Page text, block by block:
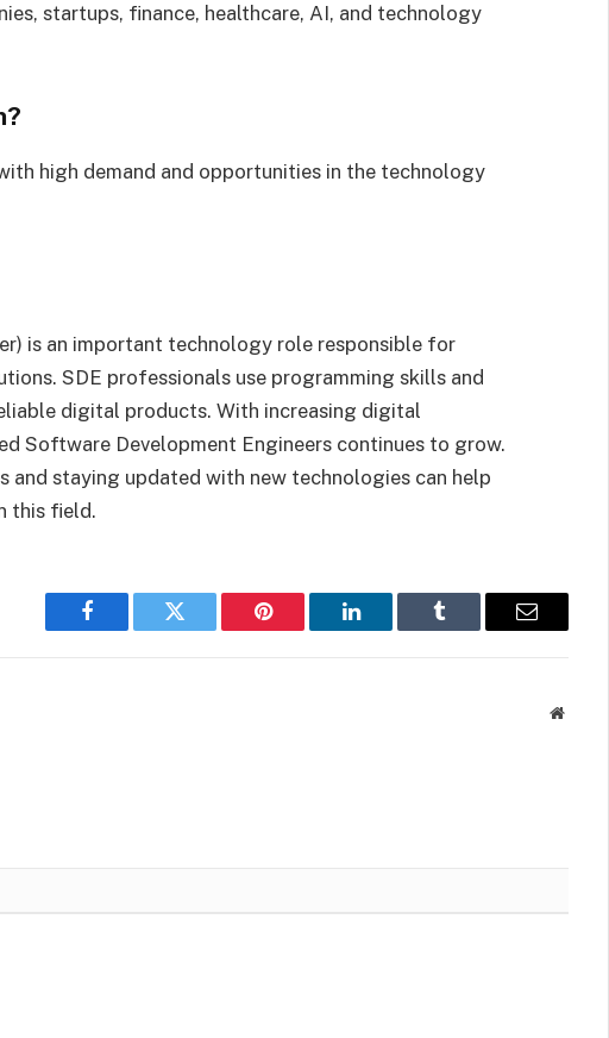
startups, finance, healthcare, AI, and technology
high demand and opportunities in the technology
is an important technology role responsible for
SDE professionals use programming skills and
digital products. With increasing digital
Software Development Engineers continues to grow.
and staying updated with new technologies can help
this field.
Facebook Twitter Pinterest LinkedIn Tumblr Email
Website